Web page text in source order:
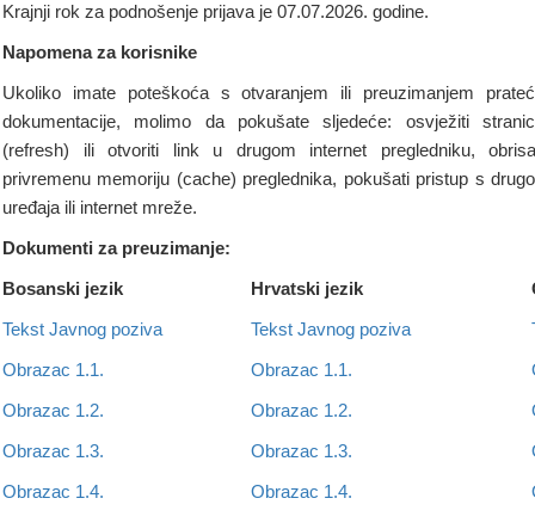
Krajnji rok za podnošenje prijava je 07.07.2026. godine.
Napomena za korisnike
Ukoliko imate poteškoća s otvaranjem ili preuzimanjem
dokumentacije, molimo da pokušate sljedeće: osvježiti
(refresh) ili otvoriti link u drugom internet pregledniku,
privremenu memoriju (cache) preglednika, pokušati pristup s
uređaja ili internet mreže.
Dokumenti za preuzimanje:
Bosanski jezik
Hrvatski jezik
Tekst Javnog poziva
Obrazac 1.1.
Obrazac 1.2.
Obrazac 1.3.
Obrazac 1.4.
Tekst Javnog poziva
Obrazac 1.1.
Obrazac 1.2.
Obrazac 1.3.
Obrazac 1.4.